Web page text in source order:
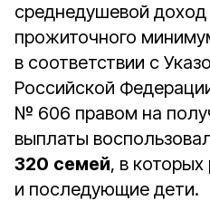
среднедушевой
прожиточного
в соответствии с
Российской
№ 606 правом на
выплаты
320 семей, в
и последующие дети.